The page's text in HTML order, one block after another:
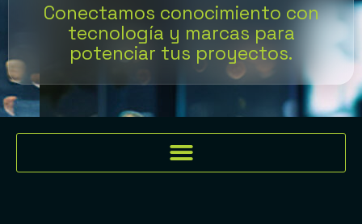
Conectamos conocimiento con
tecnología y marcas para
potenciar tus proyectos.